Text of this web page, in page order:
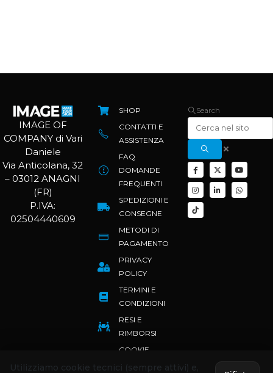
IMAGE OF
COMPANY di Vari
Daniele
Via Anticolana, 32
– 03012 ANAGNI
(FR)
P.IVA:
02504440609
SHOP
CONTATTI E
ASSISTENZA
FAQ
DOMANDE
FREQUENTI
SPEDIZIONI E
CONSEGNE
METODI DI
PAGAMENTO
PRIVACY
POLICY
TERMINI E
CONDIZIONI
RESI E
RIMBORSI
COOKIE
POLICY
Search
Utilizziamo cookie tecnici (sempre attivi) e,